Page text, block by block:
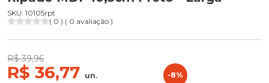
SKU: 10105rpt
( 0 ) ( 0 avaliação )
R$ 39,96
R$ 36,77 un. -8%